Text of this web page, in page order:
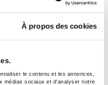
À propos des cookies
le contenu et les annonces,
médias sociaux et d'analyser notre
des